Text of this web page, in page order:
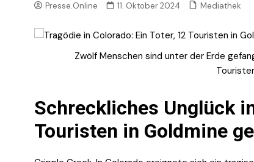
Presse.Online 11. Oktober 2024 Mediathek
Zwölf Menschen sind unter der Erde
Schreckliches Unglück
Touristen in Goldmine